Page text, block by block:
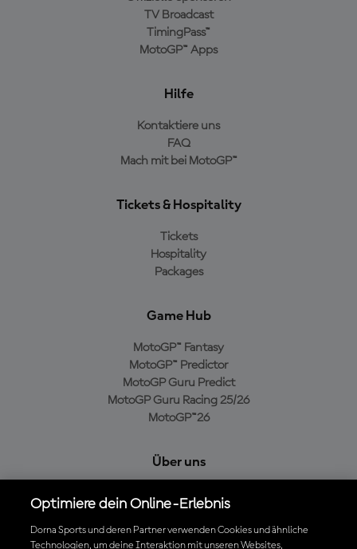
TV Broadcast
TimingPass™
MotoGP™ Apps
Hilfe
Kontaktiere uns
FAQ
Mach mit bei MotoGP™
Tickets & Hospitality
Tickets
Hospitality
Packages
Game Hub
MotoGP™ Fantasy
MotoGP™ Predictor
MotoGP Guru Predict
MotoGP Guru Racing 25/26
MotoGP™26
Über uns
Cookie-Richtlinien
Geschäftsbedingungen
Optimiere dein Online-Erlebnis
Dorna Sports und deren Partner verwenden Cookies und ähnliche
Technologien, um deine Interaktion mit unseren Websites,